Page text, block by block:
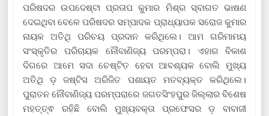
ପରିଷଦର ଉପଦେଷ୍ଟା ପ୍ରତାପ କୁମାର ମିଶ୍ର ସ୍ବାଗତ ଭାଷଣ
ଦେଇଥିବା ବେଳେ ପରିଷଦର ସମ୍ପାଦକ ପ୍ରାଧ୍ୟାପକ ସରୋଜ କୁମାର
ନାୟକ ଅତିଥି ପରିଚୟ ପ୍ରଦାନ କରିଥିଲେ। ଆମ ଗରିମାମୟ
ସଂସ୍କୃତିର ପରିଚାୟକ ନୌବାଣିଜ୍ୟ ପରମ୍ପରା। ଏହାର ବିକାଶ
ଦିଗରେ ଆମେ ସଦା ଚେଷ୍ଟିତ ହେବା ଆବଶ୍ୟକ ବୋଲି ମୁଖ୍ୟ
ଅତିଥି ଡ଼ ଜଷ୍ଟିସ ଅରିଜିତ ପଶାୟତ ମତବ୍ୟକ୍ତ କରିଥିଲେ।
ପୁରାତନ ନୌବାଣିଜ୍ୟ ପରମ୍ପରାରେ ଜଗତସିଂହପୁର ଜିଲ୍ଲାର ବିଶେଷ
ମହତ୍ତ୍ଵ ରହିଛି ବୋଲି ମୁଖ୍ୟବକ୍ତା ପ୍ରଫେସର ଡ଼ ବାବାଜୀ